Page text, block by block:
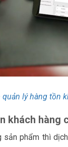
quản lý hàng tồn
khách hàng
sản phẩm thì